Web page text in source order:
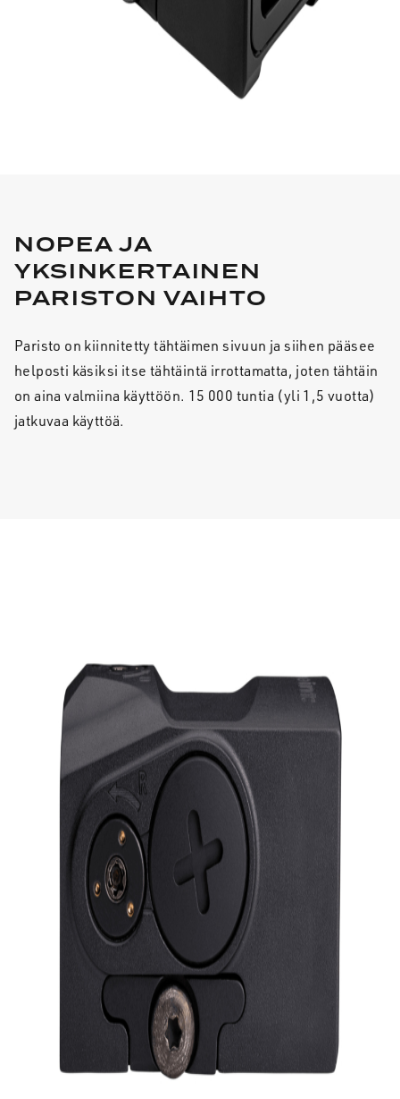
NOPEA JA
YKSINKERTAINEN
PARISTON VAIHTO
Paristo on kiinnitetty tähtäimen sivuun ja siihen pääsee
helposti käsiksi itse tähtäintä irrottamatta, joten tähtäin
on aina valmiina käyttöön. 15 000 tuntia (yli 1,5 vuotta)
jatkuvaa käyttöä.